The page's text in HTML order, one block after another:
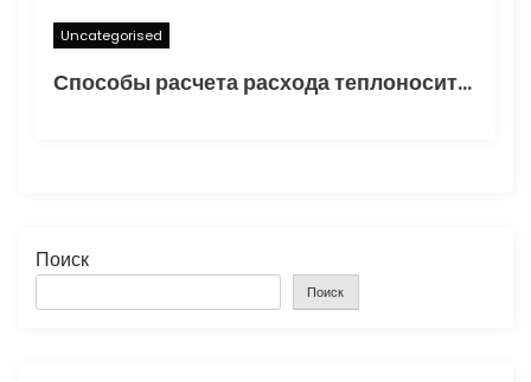
Uncategorised
Способы расчета расхода теплоносителя для системы отопления
Поиск
Поиск